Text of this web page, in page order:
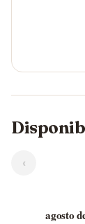
‹
agosto